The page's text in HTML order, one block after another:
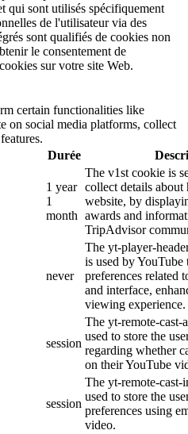
qui sont utilisés spécifiquement
de l'utilisateur via des
sont qualifiés de cookies non
le consentement de
sur votre site Web.
certain functionalities like
on social media platforms, collect
Durée
1 year
1
month
The v1st cookie is
collect details
website, by
awards and
TripAdvisor
never
The yt-player-
is used by YouTube
preferences related
and interface,
viewing experience.
session
The yt-remote-cast-
used to store the
regarding whether
on their YouTube
session
The yt-remote-cast-
used to store the
preferences using
video.